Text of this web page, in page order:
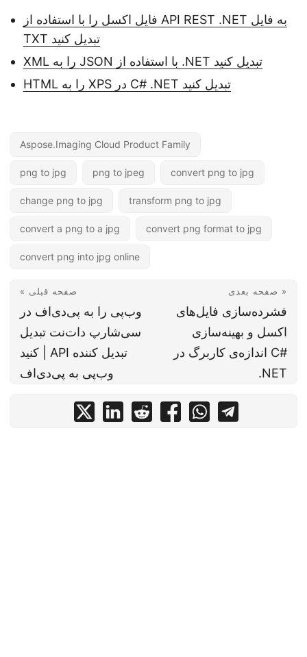
فایل اکسل را با استفاده از API REST .NET به فایل
TXT تبدیل کنید
XML را به JSON با استفاده از .NET تبدیل کنید
HTML را به XPS در C# .NET تبدیل کنید
Aspose.Imaging Cloud Product Family
png to jpg png to jpeg convert png to jpg
change png to jpg transform png to jpg
convert a png to a jpg convert png format to jpg
convert png into jpg online
« صفحه قبلی
وب‌پی را به پی‌دی‌اف در
سی‌شارپ دات‌نت تبدیل
کنید | API تبدیل کننده
وب‌پی به پی‌دی‌اف
صفحه بعدی »
فشرده‌سازی فایل‌های
اکسل و بهینه‌سازی
اندازه‌ی کاربرگ در C#
.NET